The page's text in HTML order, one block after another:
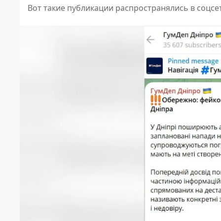
Вот такие публикации распространялись в